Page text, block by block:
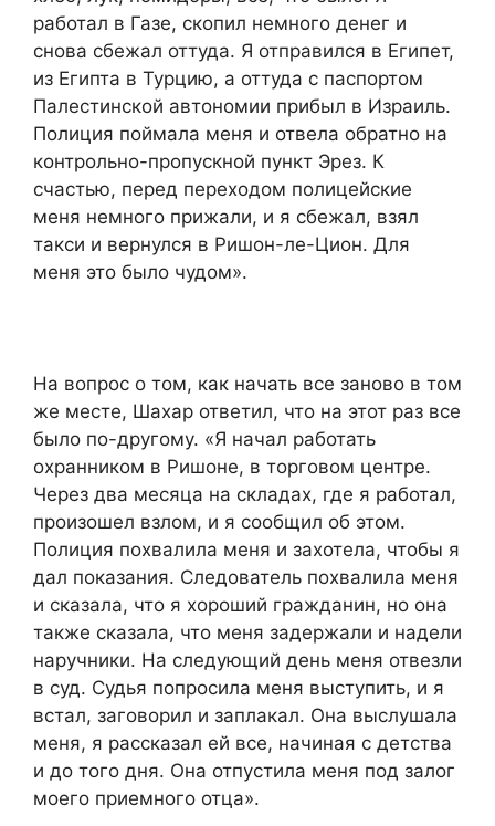
работал в Газе, скопил немного денег и
снова сбежал оттуда. Я отправился в Египет,
из Египта в Турцию, а оттуда с паспортом
Палестинской автономии прибыл в Израиль.
Полиция поймала меня и отвела обратно на
контрольно-пропускной пункт Эрез. К
счастью, перед переходом полицейские
меня немного прижали, и я сбежал, взял
такси и вернулся в Ришон-ле-Цион. Для
меня это было чудом».
На вопрос о том, как начать все заново в том
же месте, Шахар ответил, что на этот раз все
было по-другому. «Я начал работать
охранником в Ришоне, в торговом центре.
Через два месяца на складах, где я работал,
произошел взлом, и я сообщил об этом.
Полиция похвалила меня и захотела, чтобы я
дал показания. Следователь похвалила меня
и сказала, что я хороший гражданин, но она
также сказала, что меня задержали и надели
наручники. На следующий день меня отвезли
в суд. Судья попросила меня выступить, и я
встал, заговорил и заплакал. Она выслушала
меня, я рассказал ей все, начиная с детства
и до того дня. Она отпустила меня под залог
моего приемного отца».